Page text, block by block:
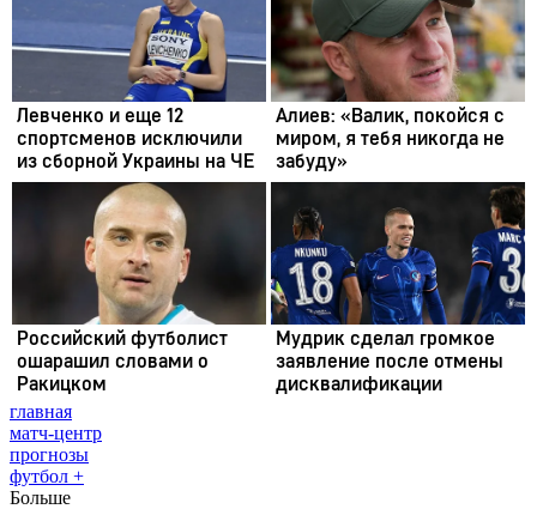
главная
матч-центр
прогнозы
футбол +
Больше